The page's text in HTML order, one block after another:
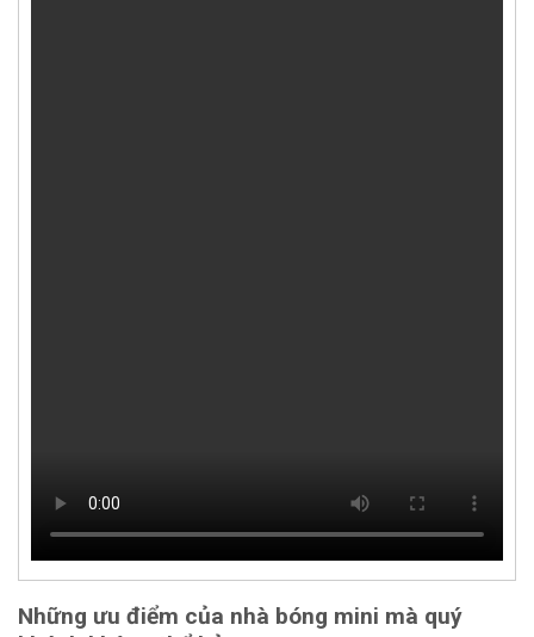
Những ưu điểm của nhà bóng mini mà quý